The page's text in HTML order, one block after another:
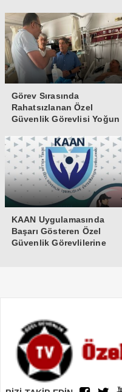
Görev Sırasında
Rahatsızlanan Özel
Güvenlik Görevlisi Yoğun
KAAN Uygulamasında
Başarı Gösteren Özel
Güvenlik Görevlilerine